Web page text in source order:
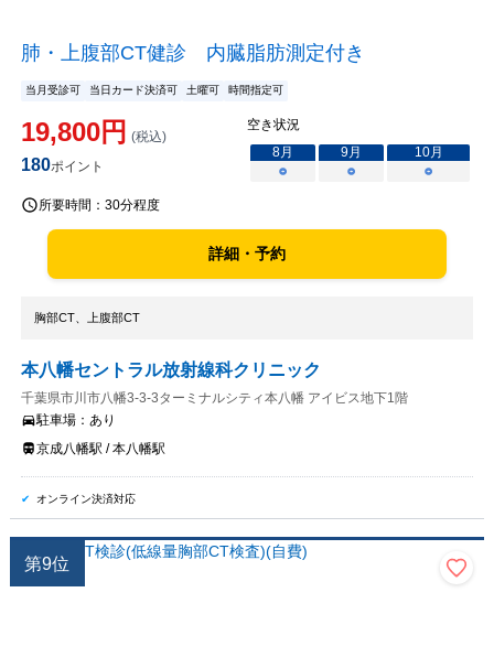
肺・上腹部CT健診 内臓脂肪測定付き
当月受診可 当日カード決済可 土曜可 時間指定可
19,800円 (税込)
180ポイント
空き状況
8月 9月 10月
○
○ ○
所要時間： 30分程度
詳細・予約
胸部CT、上腹部CT
本八幡セントラル放射線科クリニック
千葉県市川市八幡3-3-3ターミナルシティ本八幡 アイビス地下1階
駐車場： あり
京成八幡駅 / 本八幡駅
オンライン決済対応
第9位